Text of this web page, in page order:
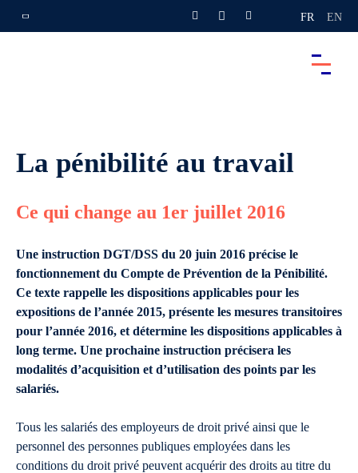
FR EN
La pénibilité au travail
Ce qui change au 1er juillet 2016
Une instruction DGT/DSS du 20 juin 2016 précise le
fonctionnement du Compte de Prévention de la Pénibilité.
Ce texte rappelle les dispositions applicables pour les
expositions de l’année 2015, présente les mesures transitoires
pour l’année 2016, et détermine les dispositions applicables à
long terme. Une prochaine instruction précisera les
modalités d’acquisition et d’utilisation des points par les
salariés.
Tous les salariés des employeurs de droit privé ainsi que le
personnel des personnes publiques employées dans les
conditions du droit privé peuvent acquérir des droits au titre du